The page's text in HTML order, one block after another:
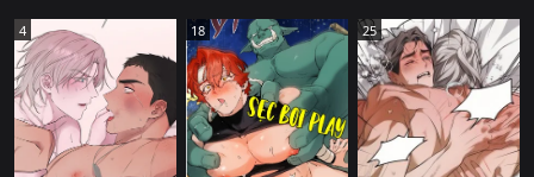
4 18 25